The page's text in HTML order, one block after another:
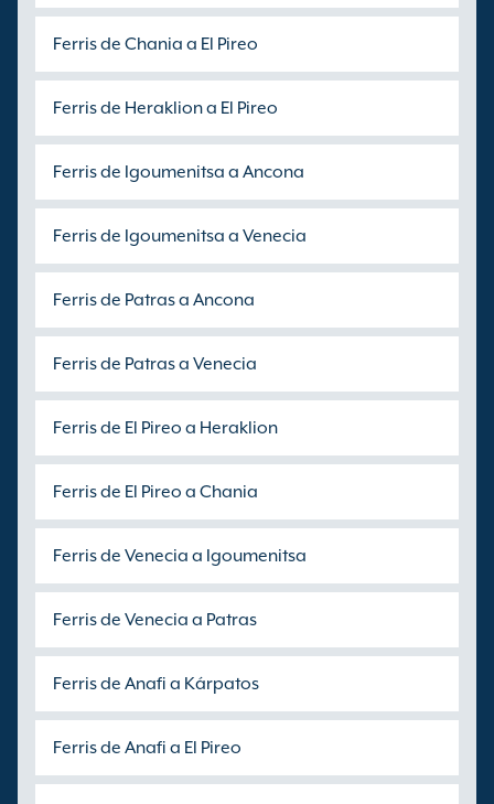
Ferris de Chania a El Pireo
Ferris de Heraklion a El Pireo
Ferris de Igoumenitsa a Ancona
Ferris de Igoumenitsa a Venecia
Ferris de Patras a Ancona
Ferris de Patras a Venecia
Ferris de El Pireo a Heraklion
Ferris de El Pireo a Chania
Ferris de Venecia a Igoumenitsa
Ferris de Venecia a Patras
Ferris de Anafi a Kárpatos
Ferris de Anafi a El Pireo